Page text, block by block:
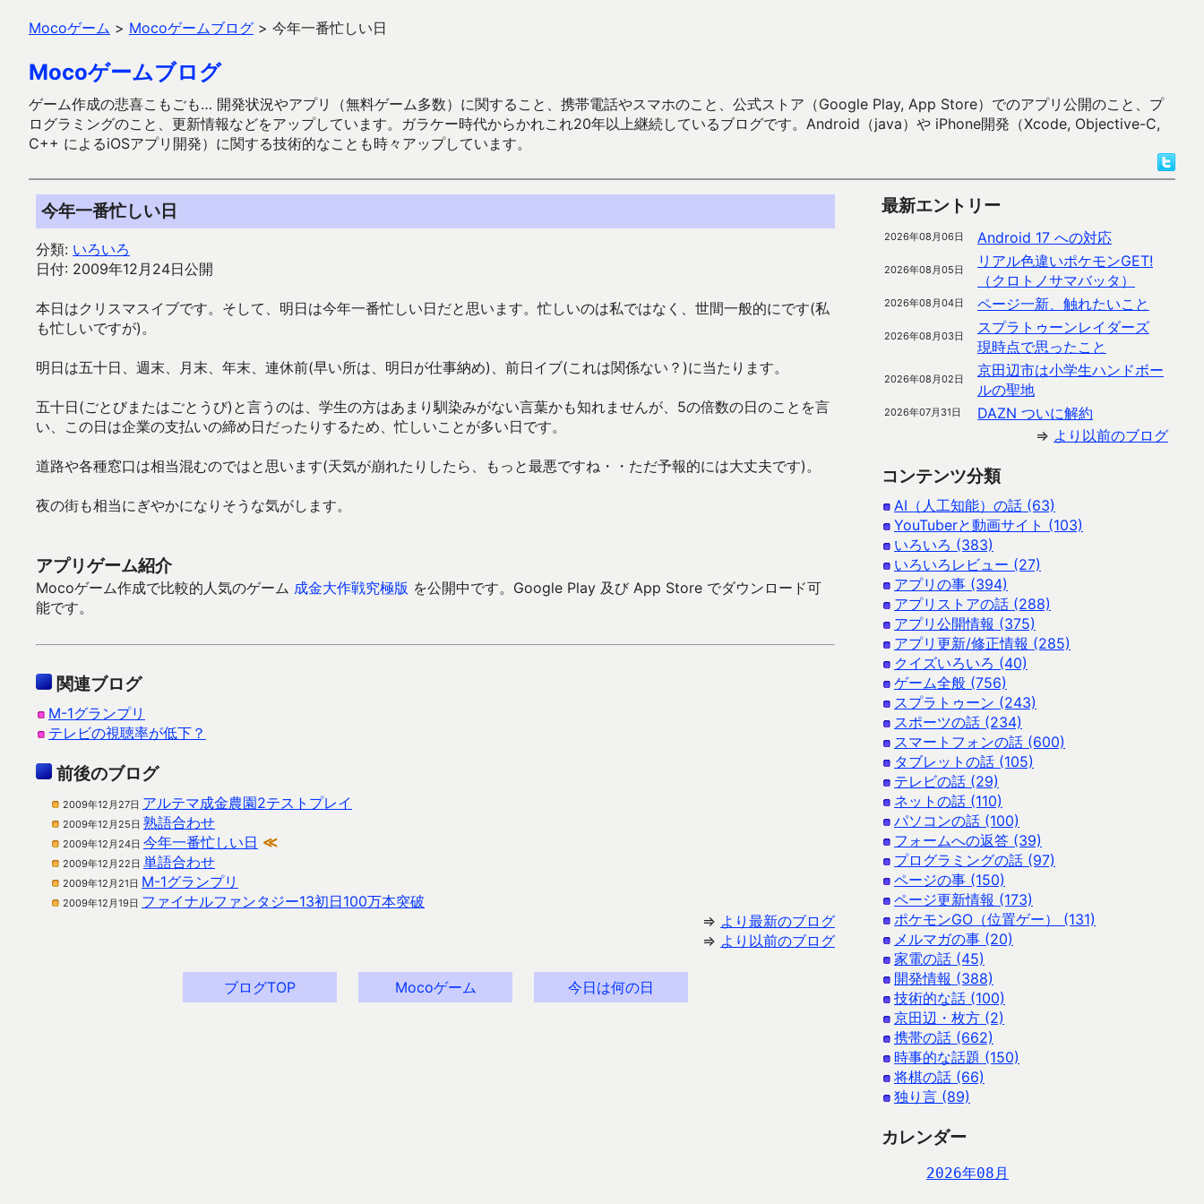
Mocoゲーム > Mocoゲームブログ > 今年一番忙しい日
Mocoゲームブログ
ゲーム作成の悲喜こもごも… 開発状況やアプリ（無料ゲーム多数）に関すること、携帯電話やスマホのこと、公式ストア（Google Play, App Store）でのアプリ公開のこと、プ
ログラミングのこと、更新情報などをアップしています。ガラケー時代からかれこれ20年以上継続しているブログです。Android（java）や iPhone開発（Xcode, Objective-C,
C++ によるiOSアプリ開発）に関する技術的なことも時々アップしています。
今年一番忙しい日
分類: いろいろ
日付: 2009年12月24日公開
本日はクリスマスイブです。そして、明日は今年一番忙しい日だと思います。忙しいのは私ではなく、世間一般的にです(私
も忙しいですが)。
明日は五十日、週末、月末、年末、連休前(早い所は、明日が仕事納め)、前日イブ(これは関係ない？)に当たります。
五十日(ごとびまたはごとうび)と言うのは、学生の方はあまり馴染みがない言葉かも知れませんが、5の倍数の日のことを言
い、この日は企業の支払いの締め日だったりするため、忙しいことが多い日です。
道路や各種窓口は相当混むのではと思います(天気が崩れたりしたら、もっと最悪ですね・・ただ予報的には大丈夫です)。
夜の街も相当にぎやかになりそうな気がします。
アプリゲーム紹介
Mocoゲーム作成で比較的人気のゲーム 成金大作戦究極版 を公開中です。Google Play 及び App Store でダウンロード可
能です。
関連ブログ
M-1グランプリ
テレビの視聴率が低下？
前後のブログ
2009年12月27日 アルテマ成金農園2テストプレイ
2009年12月25日 熟語合わせ
2009年12月24日 今年一番忙しい日 ≪
2009年12月22日 単語合わせ
2009年12月21日 M-1グランプリ
2009年12月19日 ファイナルファンタジー13初日100万本突破
⇒ より最新のブログ
⇒ より以前のブログ
ブログTOP Mocoゲーム 今日は何の日
最新エントリー
2026年08月06日 Android 17 への対応
2026年08月05日
リアル色違いポケモンGET!
（クロトノサマバッタ）
2026年08月04日 ページ一新、触れたいこと
2026年08月03日
スプラトゥーンレイダーズ
現時点で思ったこと
2026年08月02日
京田辺市は小学生ハンドボー
ルの聖地
2026年07月31日
DAZN ついに解約
⇒ より以前のブログ
コンテンツ分類
AI（人工知能）の話 (63)
YouTuberと動画サイト (103)
いろいろ (383)
いろいろレビュー (27)
アプリの事 (394)
アプリストアの話 (288)
アプリ公開情報 (375)
アプリ更新/修正情報 (285)
クイズいろいろ (40)
ゲーム全般 (756)
スプラトゥーン (243)
スポーツの話 (234)
スマートフォンの話 (600)
タブレットの話 (105)
テレビの話 (29)
ネットの話 (110)
パソコンの話 (100)
フォームへの返答 (39)
プログラミングの話 (97)
ページの事 (150)
ページ更新情報 (173)
ポケモンGO（位置ゲー） (131)
メルマガの事 (20)
家電の話 (45)
開発情報 (388)
技術的な話 (100)
京田辺・枚方 (2)
携帯の話 (662)
時事的な話題 (150)
将棋の話 (66)
独り言 (89)
カレンダー
2026年08月